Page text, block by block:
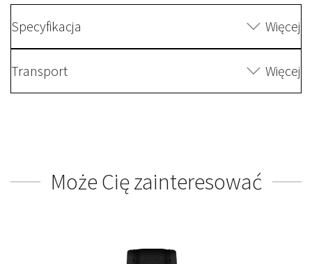
Specyfikacja Więcej
Transport Więcej
Może Cię zainteresować